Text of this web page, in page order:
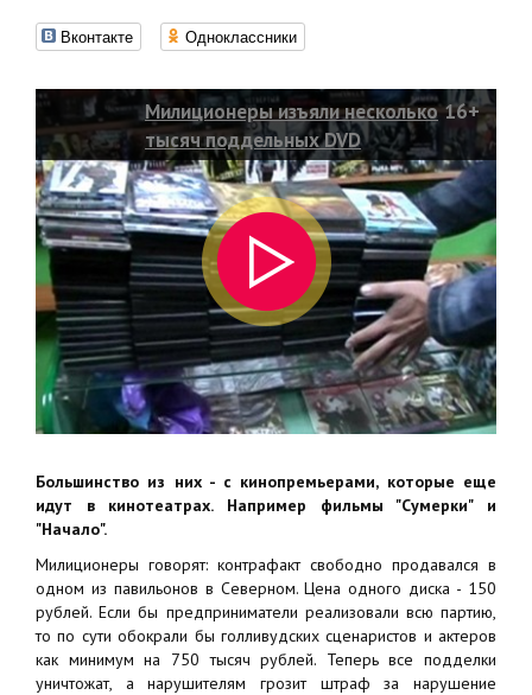
Вконтакте Одноклассники
Милиционеры изъяли несколько
тысяч поддельных DVD
16+
Большинство из них - с кинопремьерами, которые еще
идут в кинотеатрах. Например фильмы "Сумерки" и
"Начало".
Милиционеры говорят: контрафакт свободно продавался в
одном из павильонов в Северном. Цена одного диска - 150
рублей. Если бы предприниматели реализовали всю партию,
то по сути обокрали бы голливудских сценаристов и актеров
как минимум на 750 тысяч рублей. Теперь все подделки
уничтожат, а нарушителям грозит штраф за нарушение